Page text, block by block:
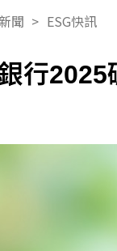
聞 > ESG快訊
行2025